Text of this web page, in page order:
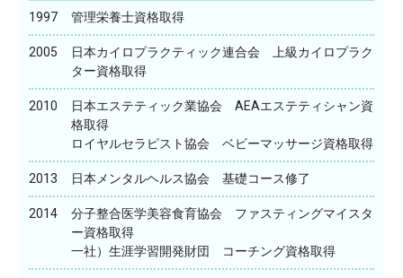
1997 管理栄養士資格取得
2005
日本カイロプラクティック連合会 上級カイロプラク
ター資格取得
2010
日本エステティック業協会 AEAエステティシャン資
格取得
ロイヤルセラピスト協会 ベビーマッサージ資格取得
2013 日本メンタルヘルス協会 基礎コース修了
2014
分子整合医学美容食育協会 ファスティングマイスタ
ー資格取得
一社）生涯学習開発財団 コーチング資格取得